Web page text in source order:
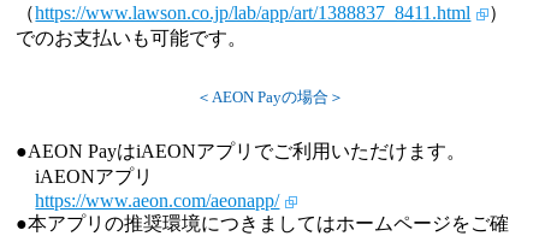
（https://www.lawson.co.jp/lab/app/art/1388837_8411.html
）
でのお支払いも可能です。
＜AEON Payの場合＞
●AEON PayはiAEONアプリでご利用いただけます。
iAEONアプリ
https://www.aeon.com/aeonapp/
●本アプリの推奨環境につきましてはホームページをご確